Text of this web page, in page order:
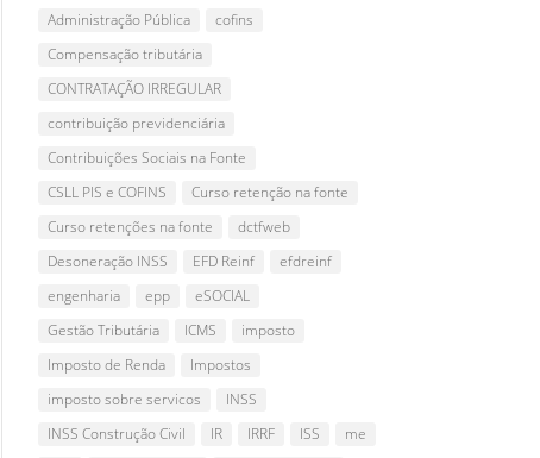
Administração Pública
cofins
Compensação tributária
CONTRATAÇÃO IRREGULAR
contribuição previdenciária
Contribuições Sociais na Fonte
CSLL PIS e COFINS
Curso retenção na fonte
Curso retenções na fonte
dctfweb
Desoneração INSS
EFD Reinf
efdreinf
engenharia
epp
eSOCIAL
Gestão Tributária
ICMS
imposto
Imposto de Renda
Impostos
imposto sobre servicos
INSS
INSS Construção Civil
IR IRRF ISS
me